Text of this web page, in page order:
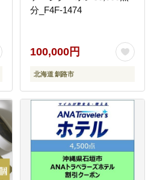
分_F4F-1474
100,000円
北海道 釧路市